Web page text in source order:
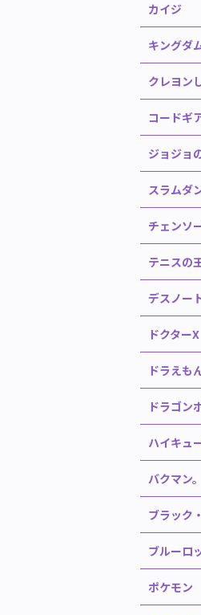
カイジ
キングダ
クレヨン
コードギ
ジョジョ
スラムダ
チェンソ
テニスの
デスノー
ドクターX
ドラえも
ドラゴン
ハイキュ
バクマン。
ブラック
ブルーロ
ポケモン